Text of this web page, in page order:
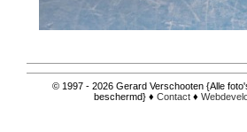
© 1997 - 2026 Gerard Verschooten {Alle
beschermd} ♦Contact ♦